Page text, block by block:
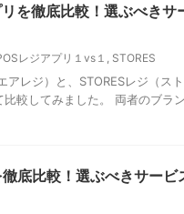
を徹底比較！選ぶべきサ
レジアプリ１vs１ STORES
アレジ）と、STORESレジ（ス
較してみました。 両者のブラ
底比較！選ぶべきサービ